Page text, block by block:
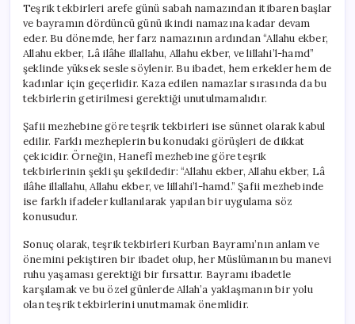
Teşrik tekbirleri arefe günü sabah namazından itibaren başlar
ve bayramın dördüncü günü ikindi namazına kadar devam
eder. Bu dönemde, her farz namazının ardından “Allahu ekber,
Allahu ekber, Lâ ilâhe illallahu, Allahu ekber, ve lillahi’l-hamd”
şeklinde yüksek sesle söylenir. Bu ibadet, hem erkekler hem de
kadınlar için geçerlidir. Kaza edilen namazlar sırasında da bu
tekbirlerin getirilmesi gerektiği unutulmamalıdır.
Şafii mezhebine göre teşrik tekbirleri ise sünnet olarak kabul
edilir. Farklı mezheplerin bu konudaki görüşleri de dikkat
çekicidir. Örneğin, Hanefî mezhebine göre teşrik
tekbirlerinin şekli şu şekildedir: “Allahu ekber, Allahu ekber, Lâ
ilâhe illallahu, Allahu ekber, ve lillahi’l-hamd.” Şafii mezhebinde
ise farklı ifadeler kullanılarak yapılan bir uygulama söz
konusudur.
Sonuç olarak, teşrik tekbirleri Kurban Bayramı’nın anlam ve
önemini pekiştiren bir ibadet olup, her Müslümanın bu manevi
ruhu yaşaması gerektiği bir fırsattır. Bayramı ibadetle
karşılamak ve bu özel günlerde Allah’a yaklaşmanın bir yolu
olan teşrik tekbirlerini unutmamak önemlidir.